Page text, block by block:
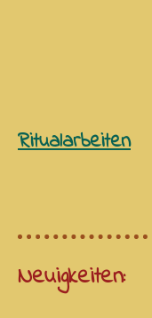
Ritualarbeiten
Neuigkeiten: